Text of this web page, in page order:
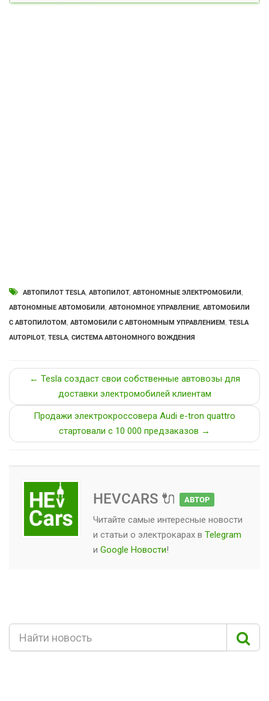
АВТОПИЛОТ TESLA, АВТОПИЛОТ, АВТОНОМНЫЕ ЭЛЕКТРОМОБИЛИ,
АВТОНОМНЫЕ АВТОМОБИЛИ, АВТОНОМНОЕ УПРАВЛЕНИЕ, АВТОМОБИЛИ
С АВТОПИЛОТОМ, АВТОМОБИЛИ С АВТОНОМНЫМ УПРАВЛЕНИЕМ, TESLA
AUTOPILOT, TESLA, СИСТЕМА АВТОНОМНОГО ВОЖДЕНИЯ
← Tesla создаст свои собственные автовозы для
доставки электромобилей клиентам
Продажи электрокроссовера Audi e-tron quattro
стартовали с 10 000 предзаказов →
HEVCARS 🔌 АВТОР
Читайте самые интересные новости
и статьи о электрокарах в Telegram
и Google Новости!